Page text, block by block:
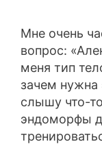
Мне очень
вопрос:
меня тип
зачем нужна
слышу что-
эндоморфы